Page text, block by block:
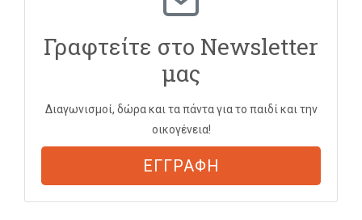
Γραφτείτε στο Newsletter
μας
Διαγωνισμοί, δώρα και τα πάντα για το παιδί και την
οικογένεια!
ΕΓΓΡΑΦΗ